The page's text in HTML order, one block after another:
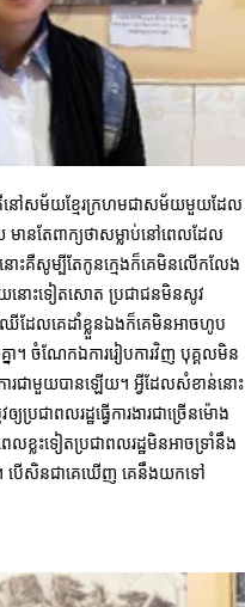
គឺនៅសម័យខ្មែរក្រហមជាសម័យមួយដែល
ានតែពាក្យថាសម្លាប់នៅពេលដែល
នោះគឺសូម្បីតែកូនក្មេងក៏គេមិនលើកលែង
ម័យនោះទៀតសោត ប្រជាជនមិនសូវ
ឈើដែលគេដាំខ្លួនឯងក៏គេមិនអាចហូប
ា។ ចំណែកឯការរៀបការវិញ បុគ្គលមិន
ការជាមួយបានឡើយ។ អ្វីដែលសំខាន់នោះ
យប្រជាពលរដ្ឋធ្វើការងារជាច្រើនម៉ោង
ខ្លះទៀតប្រជាពលរដ្ឋមិនអាចទ្រាំនឹង
ើសិនជាគេឃើញ គេនឹងយកទៅ